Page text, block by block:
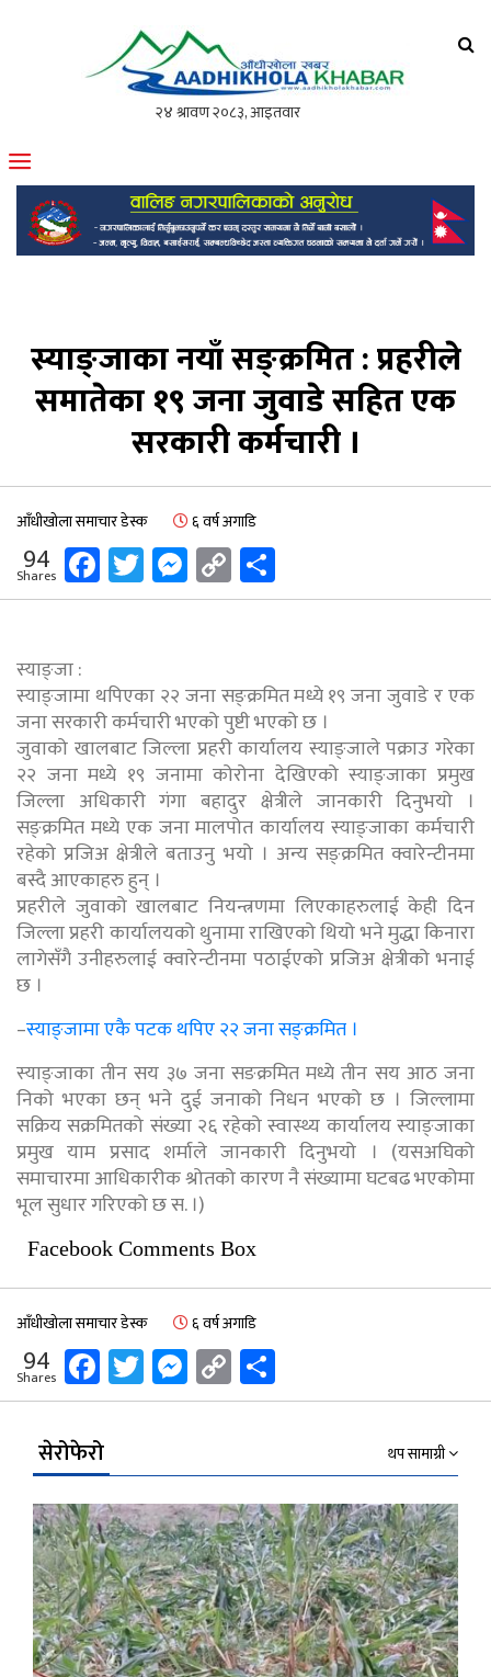
मोफसलकै लोकप्रिय अनलाइन पत्रिका
स्याङ्जाका नयाँ सङ्क्रमित : प्रहरीले
समातेका १९ जना जुवाडे सहित एक
सरकारी कर्मचारी ।
आँधीखोला समाचार डेस्क ६ वर्ष अगाडि
94
Shares Facebook
Twitter
Messenger
Copy
Link
स्याङ्जा :
स्याङ्जामा थपिएका २२ जना सङ्क्रमित मध्ये १९ जना जुवाडे र एक
जना सरकारी कर्मचारी भएको पुष्टी भएको छ ।
जुवाको खालबाट जिल्ला प्रहरी कार्यालय स्याङ्जाले पक्राउ गरेका
२२ जना मध्ये १९ जनामा कोरोना देखिएको स्याङ्जाका प्रमुख
जिल्ला अधिकारी गंगा बहादुर क्षेत्रीले जानकारी दिनुभयो ।
सङ्क्रमित मध्ये एक जना मालपोत कार्यालय स्याङ्जाका कर्मचारी
रहेको प्रजिअ क्षेत्रीले बताउनु भयो । अन्य सङ्क्रमित क्वारेन्टीनमा
बस्दै आएकाहरु हुन् ।
प्रहरीले जुवाको खालबाट नियन्त्रणमा लिएकाहरुलाई केही दिन
जिल्ला प्रहरी कार्यालयको थुनामा राखिएको थियो भने मुद्धा किनारा
लागेसँगै उनीहरुलाई क्वारेन्टीनमा पठाईएको प्रजिअ क्षेत्रीको भनाई
छ ।
–स्याङ्जामा एकै पटक थपिए २२ जना सङ्क्रमित ।
स्याङ्जाका तीन सय ३७ जना सङक्रमित मध्ये तीन सय आठ जना
निको भएका छन् भने दुई जनाको निधन भएको छ । जिल्लामा
सक्रिय सक्रमितको संख्या २६ रहेको स्वास्थ्य कार्यालय स्याङ्जाका
प्रमुख याम प्रसाद शर्माले जानकारी दिनुभयो । (यसअघिको
समाचारमा आधिकारीक श्रोतको कारण नै संख्यामा घटबढ भएकोमा
भूल सुधार गरिएको छ स. ।)
Facebook Comments Box
आँधीखोला समाचार डेस्क ६ वर्ष अगाडि
94
Shares Facebook
Twitter
Messenger
Copy
Link
सेरोफेरो थप सामाग्री